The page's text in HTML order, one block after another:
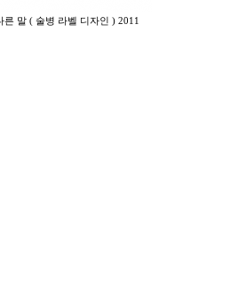
른 말 ( 술병 라벨 디자인 ) 2011